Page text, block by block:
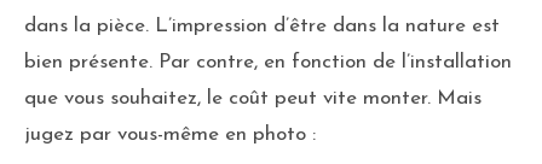
dans la pièce. L’impression d’être dans la nature est
bien présente. Par contre, en fonction de l’installation
que vous souhaitez, le coût peut vite monter. Mais
jugez par vous-même en photo :